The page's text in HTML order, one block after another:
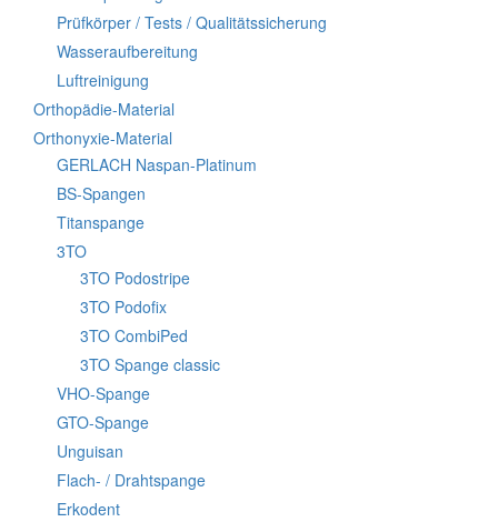
Prüfkörper / Tests / Qualitätssicherung
Wasseraufbereitung
Luftreinigung
Orthopädie-Material
Orthonyxie-Material
GERLACH Naspan-Platinum
BS-Spangen
Titanspange
3TO
3TO Podostripe
3TO Podofix
3TO CombiPed
3TO Spange classic
VHO-Spange
GTO-Spange
Unguisan
Flach- / Drahtspange
Erkodent